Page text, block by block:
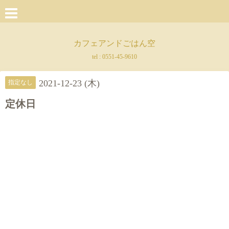
カフェアンドごはん空
tel : 0551-45-9610
指定なし 2021-12-23 (木)
定休日